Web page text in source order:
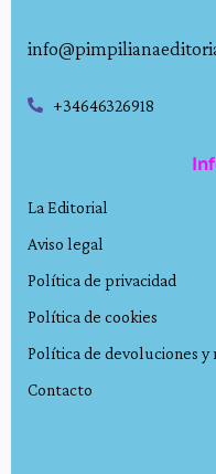
+34646326918
La Editorial
Aviso legal
Política de privacidad
Política de cookies
Política de devoluciones y
Contacto